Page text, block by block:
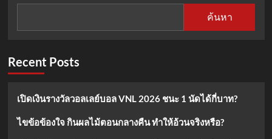
ค้นหา
Recent Posts
เปิดเงินรางวัลวอลเลย์บอล VNL 2026 ชนะ 1 นัดได้กี่บาท?
ไขข้อข้องใจ กินผลไม้ตอนกลางคืน ทำให้อ้วนจริงหรือ?